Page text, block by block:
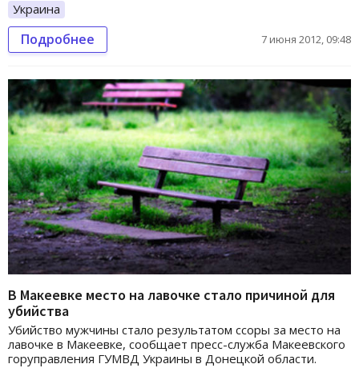
Украина
Подробнее 7 июня 2012, 09:48
В Макеевке место на лавочке стало причиной для
убийства
Убийство мужчины стало результатом ссоры за место на
лавочке в Макеевке, сообщает пресс-служба Макеевского
горуправления ГУМВД Украины в Донецкой области.